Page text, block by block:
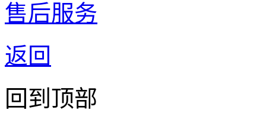
售后服务
返回
回到顶部